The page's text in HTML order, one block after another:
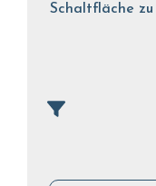
Schaltfläche